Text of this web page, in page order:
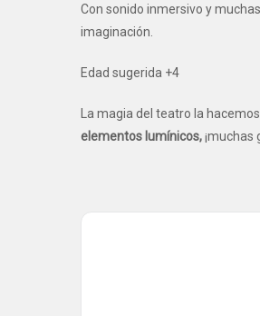
Con sonido inmersivo y
imaginación.
Edad sugerida +4
La magia del teatro la
elementos lumínicos,¡muchas